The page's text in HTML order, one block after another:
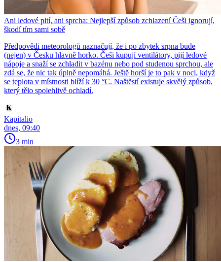
Ani ledové pití, ani sprcha: Nejlepší způsob zchlazení Češi ignorují,
škodí tím sami sobě
Předpovědi meteorologů naznačují, že i po zbytek srpna bude
(nejen) v Česku hlavně horko. Češi kupují ventilátory, pijí ledové
nápoje a snaží se zchladit v bazénu nebo pod studenou sprchou, ale
zdá se, že nic tak úplně nepomáhá. Ještě horší je to pak v noci, když
se teplota v místnosti blíží k 30 °C. Naštěstí existuje skvělý způsob,
který tělo spolehlivě ochladí.
Kapitalio
dnes, 09:40
3 min